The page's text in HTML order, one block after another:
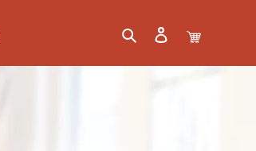
検索 ログイン